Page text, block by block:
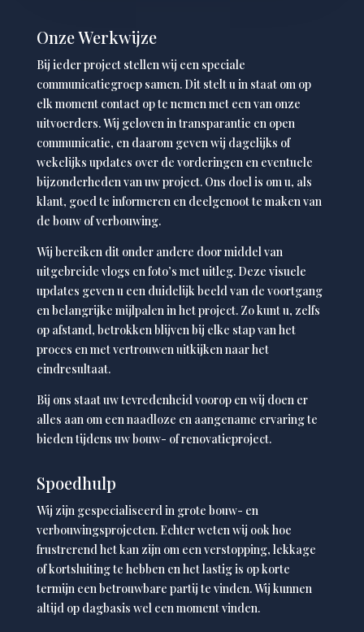
Onze Werkwijze
Bij ieder project stellen wij een speciale
communicatiegroep samen. Dit stelt u in staat om op
elk moment contact op te nemen met een van onze
uitvoerders. Wij geloven in transparantie en open
communicatie, en daarom geven wij dagelijks of
wekelijks updates over de vorderingen en eventuele
bijzonderheden van uw project. Ons doel is om u, als
klant, goed te informeren en deelgenoot te maken van
de bouw of verbouwing.
Wij bereiken dit onder andere door middel van
uitgebreide vlogs en foto’s met uitleg. Deze visuele
updates geven u een duidelijk beeld van de voortgang
en belangrijke mijlpalen in het project. Zo kunt u, zelfs
op afstand, betrokken blijven bij elke stap van het
proces en met vertrouwen uitkijken naar het
eindresultaat.
Bij ons staat uw tevredenheid voorop en wij doen er
alles aan om een naadloze en aangename ervaring te
bieden tijdens uw bouw- of renovatieproject.
Spoedhulp
Wij zijn gespecialiseerd in grote bouw- en
verbouwingsprojecten. Echter weten wij ook hoe
frustrerend het kan zijn om een verstopping, lekkage
of kortsluiting te hebben en het lastig is op korte
termijn een betrouwbare partij te vinden. Wij kunnen
altijd op dagbasis wel een moment vinden.